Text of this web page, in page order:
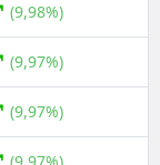
(9,98%)
(9,97%)
(9,97%)